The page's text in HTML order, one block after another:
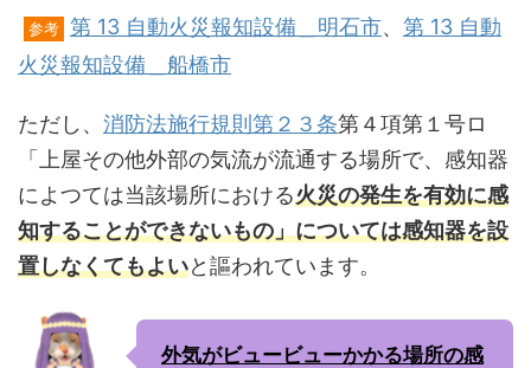
参考 第 13 自動火災報知設備＿明石市、 第 13 自動
火災報知設備＿船橋市
ただし、 消防法施行規則第２３条第４項第１号ロ
「上屋その他外部の気流が流通する場所で、感知器
によつては当該場所における火災の発生を有効に感
知することができないもの」については感知器を設
置しなくてもよいと謳われています。
外気がビュービューかかる場所の感